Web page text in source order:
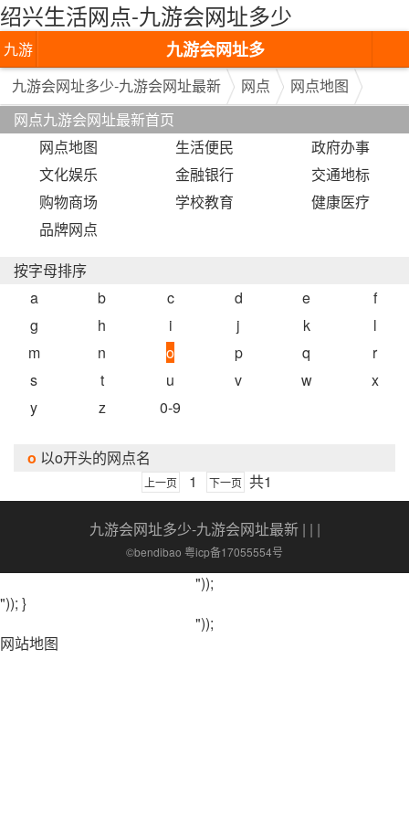
绍兴生活网点-九游会网址多少
九游
会网
址多
最新
九游会网址多
少-九游会网址
九游会网址多少-九游会网址最新 网点
网点地图
网点九游会网址最新首页
网点地图
生活便民
政府办事
文化娱乐
金融银行
交通地标
购物商场
学校教育
健康医疗
品牌网点
按字母排序
a
b c d e
f
g
h i j k
l
m
n o p q
r
s
t u v w
x
y
z 0-9
o 以o开头的网点名
上一页 1 下一页 共1
九游会网址多少-九游会网址最新| | |
©bendibao 粤icp备17055554号
"));
")); }
"));
网站地图